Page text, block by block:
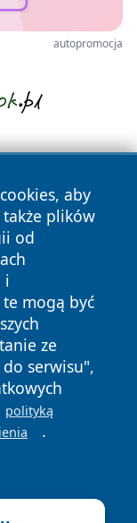
autopromocja
aby
także plików
od
i
te mogą być
ze
serwisu",
polityką
.
prawa
Polityka
Cookies